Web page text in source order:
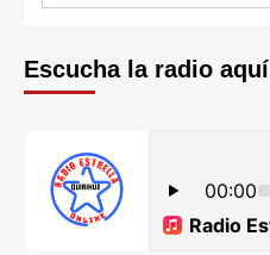
Escucha la radio aquí